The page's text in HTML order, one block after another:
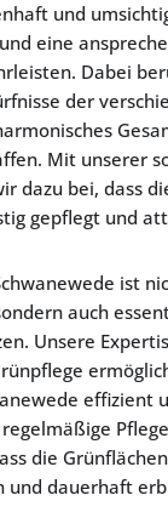
und
eine
Dabei
der
Mit unserer
dazu bei, dass
gepflegt und
ist
auch
Unsere
effizient
die
und dauerhaft